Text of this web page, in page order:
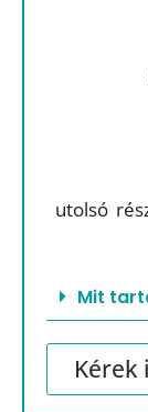
utolsó
Mit